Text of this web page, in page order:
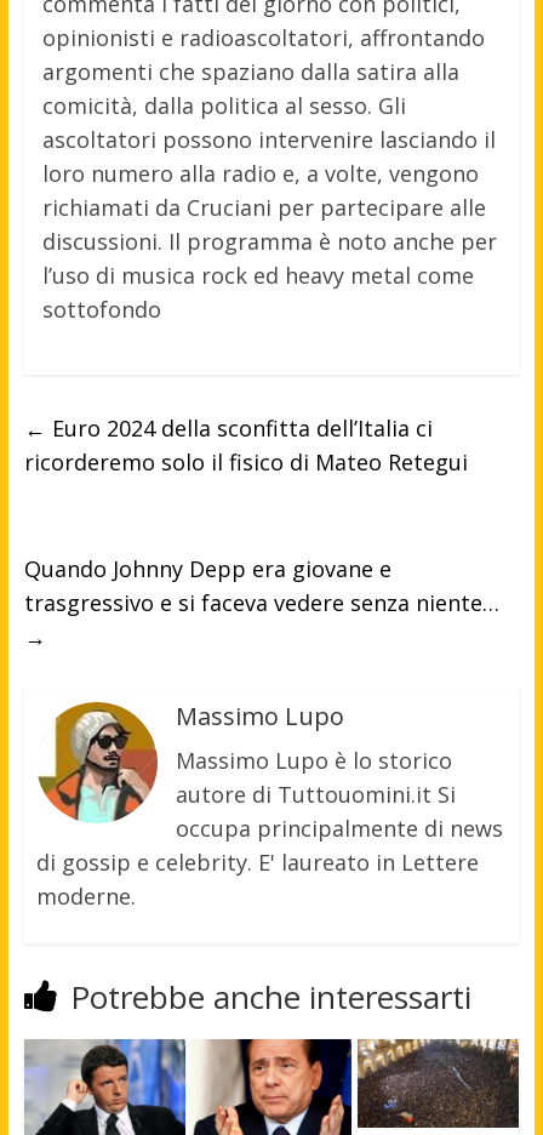
opinionisti e radioascoltatori, affrontando
argomenti che spaziano dalla satira alla
comicità, dalla politica al sesso. Gli
ascoltatori possono intervenire lasciando il
loro numero alla radio e, a volte, vengono
richiamati da Cruciani per partecipare alle
discussioni. Il programma è noto anche per
l’uso di musica rock ed heavy metal come
sottofondo
← Euro 2024 della sconfitta dell’Italia ci
ricorderemo solo il fisico di Mateo Retegui
Quando Johnny Depp era giovane e
trasgressivo e si faceva vedere senza niente…
→
Massimo Lupo
Massimo Lupo è lo storico
autore di Tuttouomini.it Si
occupa principalmente di news
di gossip e celebrity. E' laureato in Lettere
moderne.
Potrebbe anche interessarti